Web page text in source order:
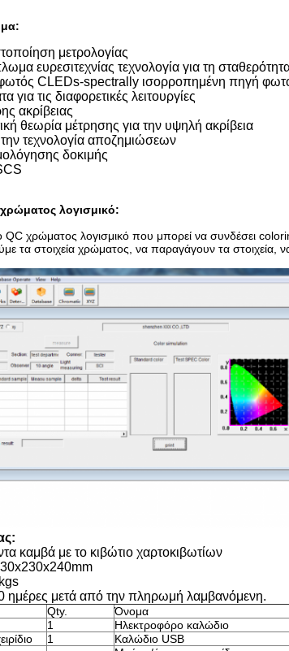
μετρολογίας
ευρεσιτεχνίας τεχνολογία για τη
φωτός CLEDs-spectrally ισορροπημένη πηγή
για τις διαφορετικές λειτουργίες
ακρίβειας
θεωρία μέτρησης για την υψηλή ακρίβεια
τεχνολογία αποζημιώσεων
δοκιμής
λογισμικό:
QC χρώματος λογισμικό που μπορεί να συνδέσει
τα στοιχεία χρώματος, να παραγάγουν τα
καμβά με το κιβώτιο χαρτοκιβωτίων
μετά από την πληρωμή λαμβανόμενη.
Qty.
Όνομα
1
Ηλεκτροφόρο καλώδιο
1
Καλώδιο USB